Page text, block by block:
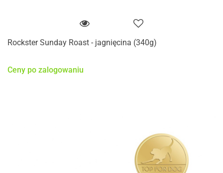
Rockster Sunday Roast - jagnięcina (340g)
Ceny po zalogowaniu